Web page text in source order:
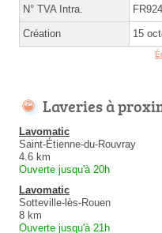
N° TVA Intra.
Création 15
Laveries à
Lavomatic
Saint-Étienne-du-Rouvray
4.6 km
Ouverte jusqu'à 20h
Lavomatic
Sotteville-lès-Rouen
8 km
Ouverte jusqu'à 21h